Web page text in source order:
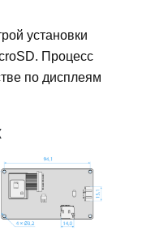
установки
Процесс
по дисплеям